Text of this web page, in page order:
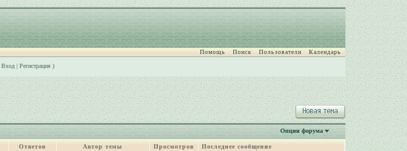
Помощь Поиск Пользователи Календарь
Вход| Регистрация)
Опции форума
Ответов Автор темы Просмотров Последнее сообщение